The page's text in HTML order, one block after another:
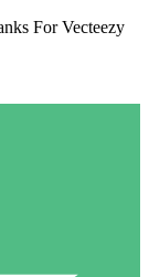
For Vecteezy